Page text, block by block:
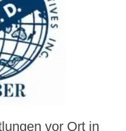
vor Ort in